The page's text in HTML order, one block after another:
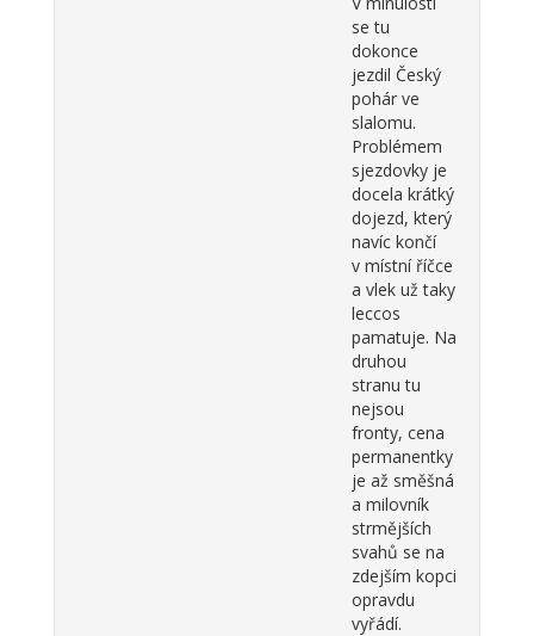
se tu
dokonce
jezdil Český
pohár ve
slalomu.
Problémem
sjezdovky je
docela krátký
dojezd, který
navíc končí
v místní říčce
a vlek už taky
leccos
pamatuje. Na
druhou
stranu tu
nejsou
fronty, cena
permanentky
je až směšná
a milovník
strmějších
svahů se na
zdejším kopci
opravdu
vyřádí.